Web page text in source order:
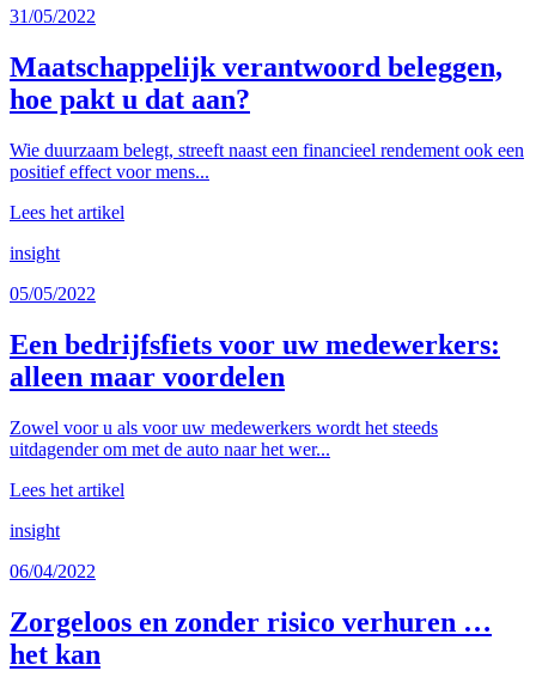
31/05/2022
Maatschappelijk verantwoord beleggen,
hoe pakt u dat aan?
Wie duurzaam belegt, streeft naast een financieel rendement ook een
positief effect voor mens...
Lees het artikel
insight
05/05/2022
Een bedrijfsfiets voor uw medewerkers:
alleen maar voordelen
Zowel voor u als voor uw medewerkers wordt het steeds
uitdagender om met de auto naar het wer...
Lees het artikel
insight
06/04/2022
Zorgeloos en zonder risico verhuren …
het kan